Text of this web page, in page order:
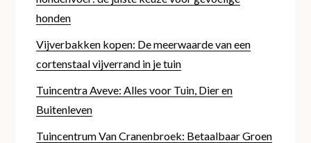
honden
Vijverbakken kopen: De meerwaarde van een
cortenstaal vijverrand in je tuin
Tuincentra Aveve: Alles voor Tuin, Dier en
Buitenleven
Tuincentrum Van Cranenbroek: Betaalbaar Groen